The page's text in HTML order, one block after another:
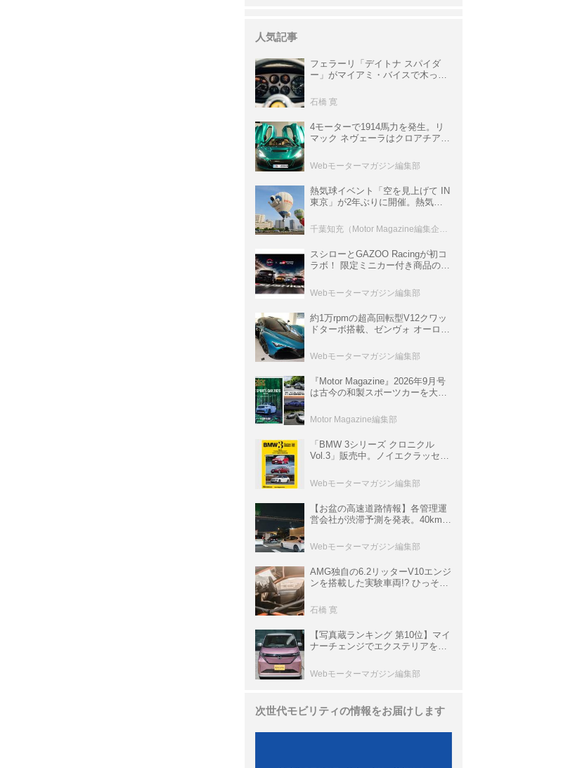
人気記事
フェラーリ「デイトナ スパイダ
ー」がマイアミ・バイスで木っ端
サ」に化けた理由
石橋 寛
4モーターで1914馬力を発生。リ
マック ネヴェーラはクロアチア発
ロニクル・完全版／115】
Webモーターマガジン編集部
熱気球イベント「空を見上げて IN
東京」が2年ぶりに開催。熱気球
室などのコンテンツも
千葉知充（Motor Magazine編集企画室）
スシローとGAZOO Racingが初コ
ラボ！ 限定ミニカー付き商品の
ト体験があたる抽選企画などを展
開
Webモーターマガジン編集部
約1万rpmの超高回転型V12クワッ
ドターボ搭載、ゼンヴォ オーロラ
イパーカー【スーパーカークロニ
クル・完全版／116】
Webモーターマガジン編集部
『Motor Magazine』2026年9月号
は古今の和製スポーツカーを大特
情報も満載
Motor Magazine編集部
「BMW 3シリーズ クロニクル
Vol.3」販売中。ノイエクラッセか
ムック
Webモーターマガジン編集部
【お盆の高速道路情報】各管理運
営会社が渋滞予測を発表。40km以
数ある
Webモーターマガジン編集部
AMG独自の6.2リッターV10エンジ
ンを搭載した実験車両!? ひっそり
P900 プロトタイプ」とは
石橋 寛
【写真蔵ランキング 第10位】マイ
ナーチェンジでエクステリアを刷
クラ」
Webモーターマガジン編集部
次世代モビリティの情報をお届けします